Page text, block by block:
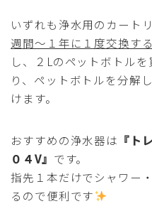
いずれも浄水用のカート
週間～１年に１度交換す
し、２Lのペットボトル
り、ペットボトルを分解
けます。
おすすめの浄水器は 『ト
０４V』 です。
指先１本だけでシャワー
るので便利です